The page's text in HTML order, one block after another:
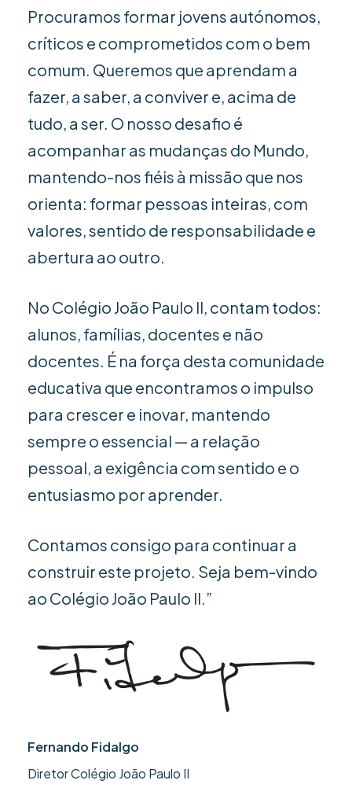
Procuramos formar jovens autónomos,
críticos e comprometidos com o bem
comum. Queremos que aprendam a
fazer, a saber, a conviver e, acima de
tudo, a ser. O nosso desafio é
acompanhar as mudanças do Mundo,
mantendo-nos fiéis à missão que nos
orienta: formar pessoas inteiras, com
valores, sentido de responsabilidade e
abertura ao outro.
No Colégio João Paulo II, contam todos:
alunos, famílias, docentes e não
docentes. É na força desta comunidade
educativa que encontramos o impulso
para crescer e inovar, mantendo
sempre o essencial — a relação
pessoal, a exigência com sentido e o
entusiasmo por aprender.
Contamos consigo para continuar a
construir este projeto. Seja bem-vindo
ao Colégio João Paulo II.”
Fernando Fidalgo
Diretor Colégio João Paulo II